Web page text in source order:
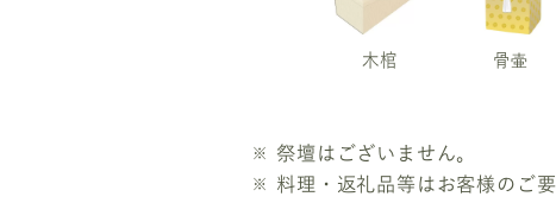
木棺 骨壷
祭壇はございません。
料理・返礼品等はお客様のご